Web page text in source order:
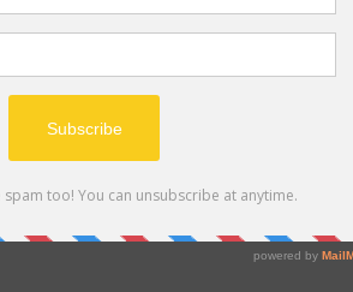
random and no
However, if you have
will do our best to
happy with.